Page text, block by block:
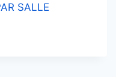
SALLE